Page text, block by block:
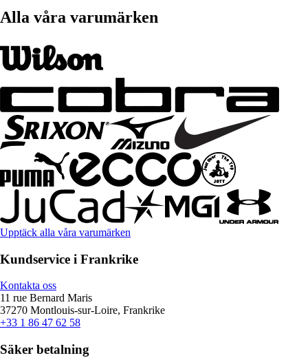
Alla våra varumärken
Upptäck alla våra varumärken
Kundservice i Frankrike
Kontakta oss
11 rue Bernard Maris
37270 Montlouis-sur-Loire, Frankrike
+33 1 86 47 62 58
Säker betalning